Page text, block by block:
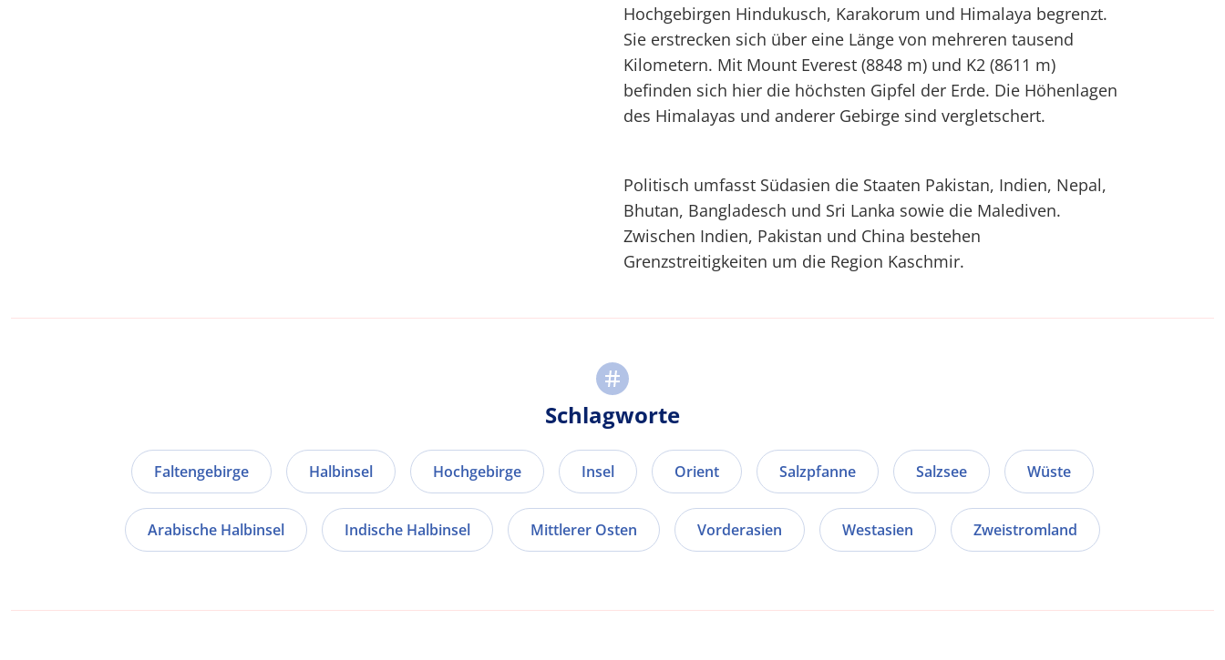
Hochgebirgen Hindukusch, Karakorum und Himalaya begrenzt.
Sie erstrecken sich über eine Länge von mehreren tausend
Kilometern. Mit Mount Everest (8848 m) und K2 (8611 m)
befinden sich hier die höchsten Gipfel der Erde. Die Höhenlagen
des Himalayas und anderer Gebirge sind vergletschert.
Politisch umfasst Südasien die Staaten Pakistan, Indien, Nepal,
Bhutan, Bangladesch und Sri Lanka sowie die Malediven.
Zwischen Indien, Pakistan und China bestehen
Grenzstreitigkeiten um die Region Kaschmir.
Schlagworte
Faltengebirge Halbinsel Hochgebirge Insel Orient Salzpfanne Salzsee Wüste
Arabische Halbinsel Indische Halbinsel Mittlerer Osten Vorderasien Westasien Zweistromland